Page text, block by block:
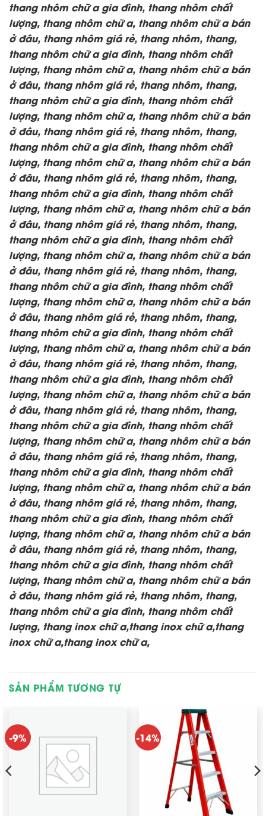
thang nhôm chữ a gia đình, thang nhôm chất
lượng, thang nhôm chữ a, thang nhôm chữ a bán
ở đâu, thang nhôm giá rẻ, thang nhôm, thang,
thang nhôm chữ a gia đình, thang nhôm chất
lượng, thang nhôm chữ a, thang nhôm chữ a bán
ở đâu, thang nhôm giá rẻ, thang nhôm, thang,
thang nhôm chữ a gia đình, thang nhôm chất
lượng, thang nhôm chữ a, thang nhôm chữ a bán
ở đâu, thang nhôm giá rẻ, thang nhôm, thang,
thang nhôm chữ a gia đình, thang nhôm chất
lượng, thang nhôm chữ a, thang nhôm chữ a bán
ở đâu, thang nhôm giá rẻ, thang nhôm, thang,
thang nhôm chữ a gia đình, thang nhôm chất
lượng, thang nhôm chữ a, thang nhôm chữ a bán
ở đâu, thang nhôm giá rẻ, thang nhôm, thang,
thang nhôm chữ a gia đình, thang nhôm chất
lượng, thang nhôm chữ a, thang nhôm chữ a bán
ở đâu, thang nhôm giá rẻ, thang nhôm, thang,
thang nhôm chữ a gia đình, thang nhôm chất
lượng, thang nhôm chữ a, thang nhôm chữ a bán
ở đâu, thang nhôm giá rẻ, thang nhôm, thang,
thang nhôm chữ a gia đình, thang nhôm chất
lượng, thang nhôm chữ a, thang nhôm chữ a bán
ở đâu, thang nhôm giá rẻ, thang nhôm, thang,
thang nhôm chữ a gia đình, thang nhôm chất
lượng, thang nhôm chữ a, thang nhôm chữ a bán
ở đâu, thang nhôm giá rẻ, thang nhôm, thang,
thang nhôm chữ a gia đình, thang nhôm chất
lượng, thang nhôm chữ a, thang nhôm chữ a bán
ở đâu, thang nhôm giá rẻ, thang nhôm, thang,
thang nhôm chữ a gia đình, thang nhôm chất
lượng, thang nhôm chữ a, thang nhôm chữ a bán
ở đâu, thang nhôm giá rẻ, thang nhôm, thang,
thang nhôm chữ a gia đình, thang nhôm chất
lượng, thang nhôm chữ a, thang nhôm chữ a bán
ở đâu, thang nhôm giá rẻ, thang nhôm, thang,
thang nhôm chữ a gia đình, thang nhôm chất
lượng, thang nhôm chữ a, thang nhôm chữ a bán
ở đâu, thang nhôm giá rẻ, thang nhôm, thang,
thang nhôm chữ a gia đình, thang nhôm chất
lượng, thang inox chữ a,thang inox chữ a,thang
inox chữ a,thang inox chữ a,
SẢN PHẨM TƯƠNG TỰ
-9% -14%